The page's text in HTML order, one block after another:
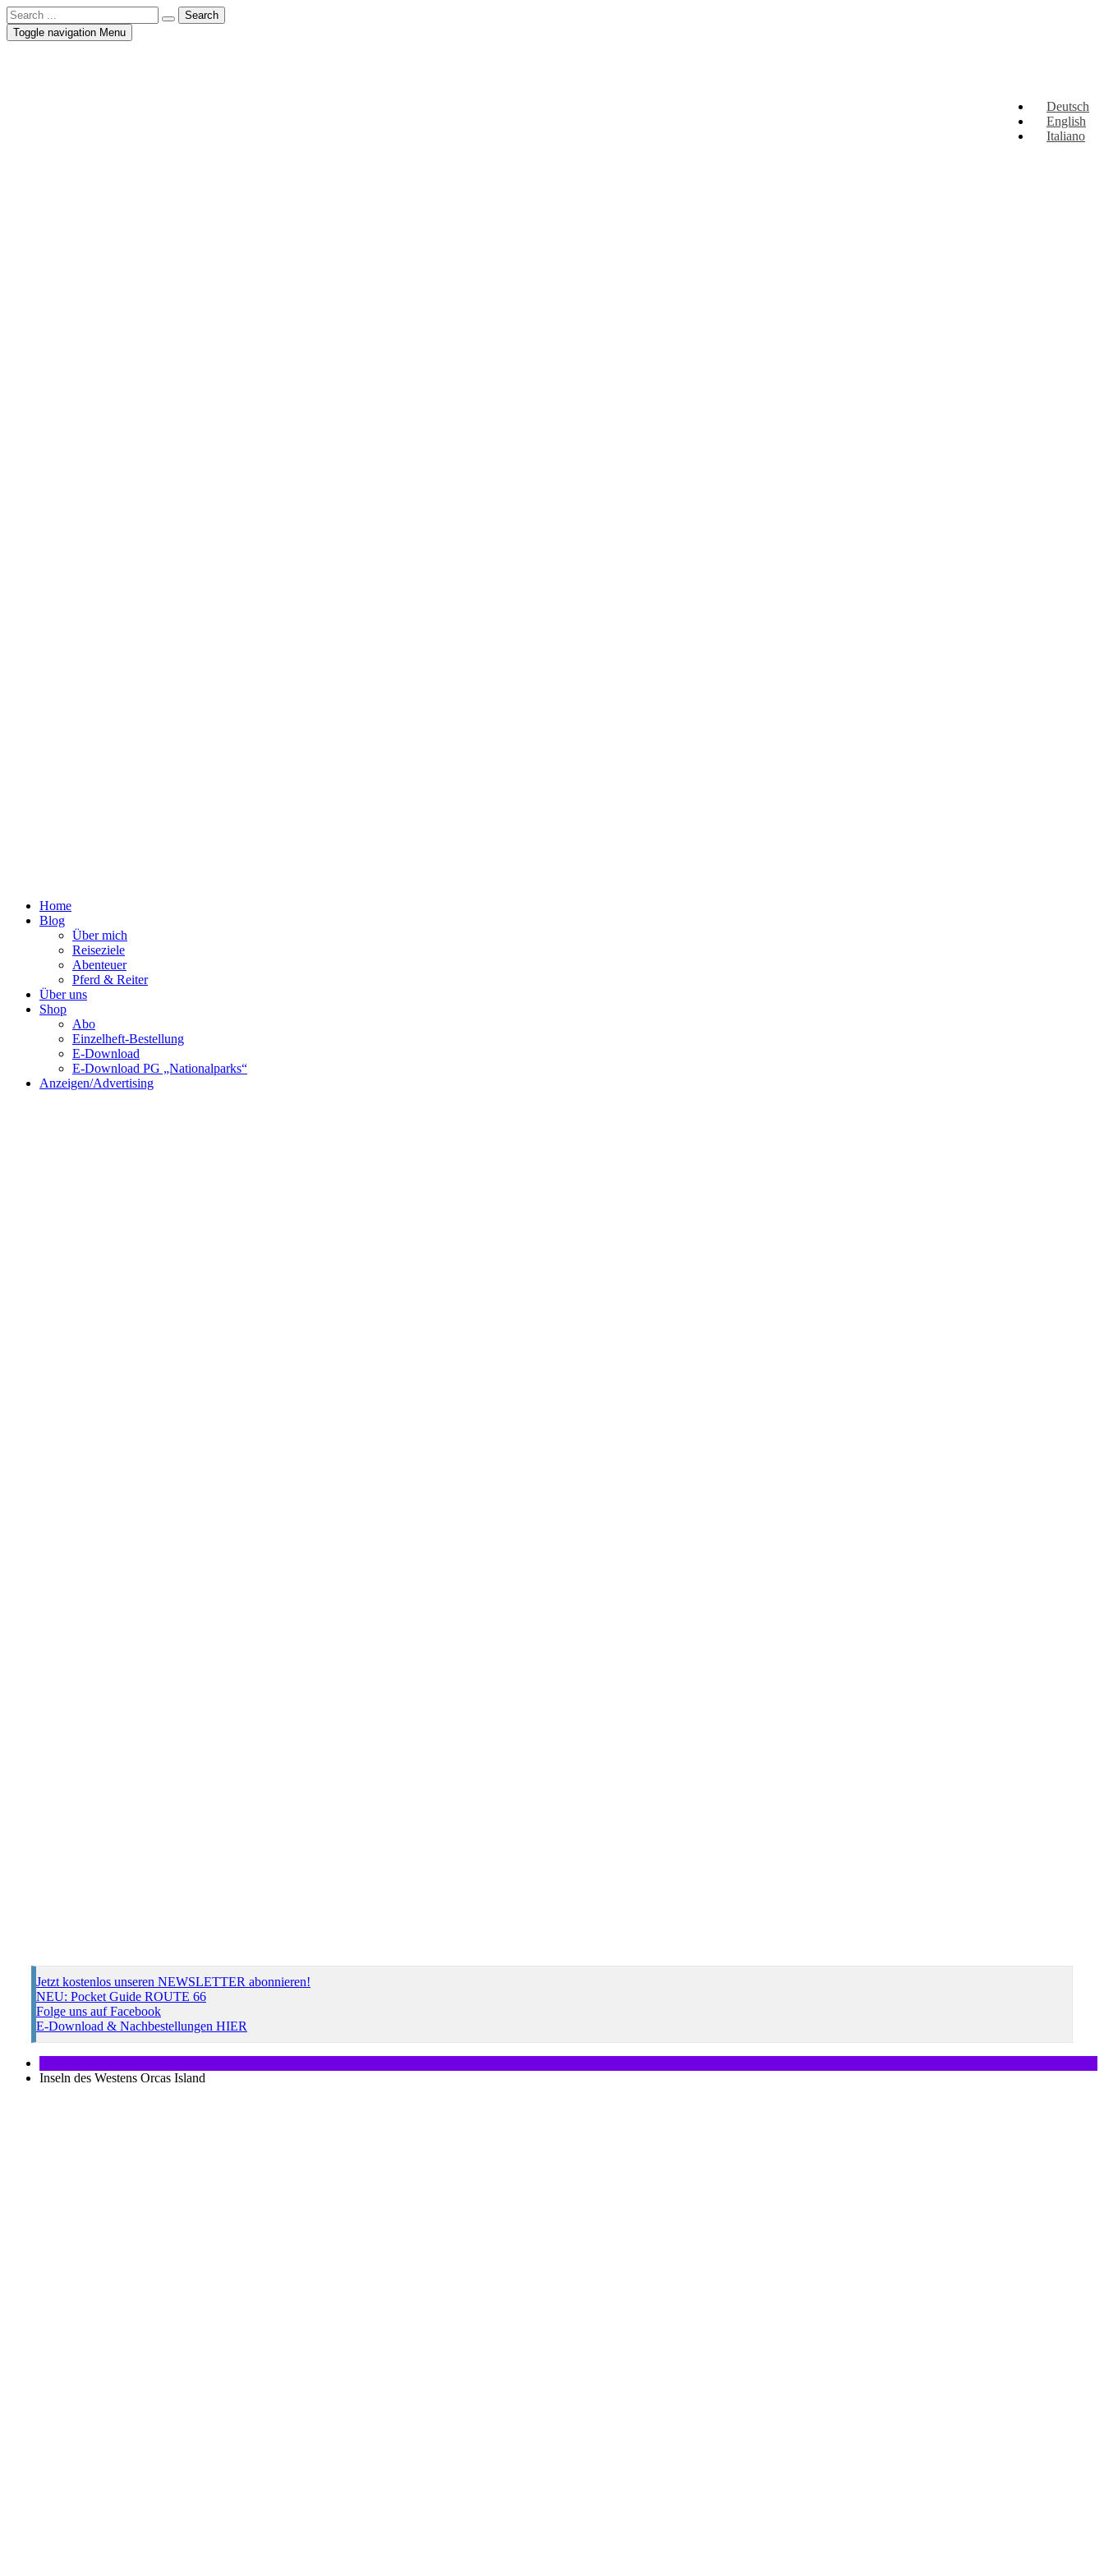
Deutsch
English
Italiano
Toggle navigation Menu
Home
Blog
Über mich
Reiseziele
Abenteuer
Pferd & Reiter
Über uns
Shop
Abo
Einzelheft-Bestellung
E-Download
E-Download PG „Nationalparks“
Anzeigen/Advertising
Jetzt kostenlos unseren NEWSLETTER abonnieren!
NEU: Pocket Guide ROUTE 66
Folge uns auf Facebook
E-Download & Nachbestellungen HIER
Inseln des Westens Orcas Island